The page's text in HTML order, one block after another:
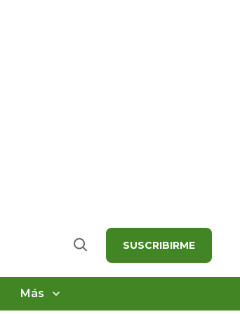
Buscar SUSCRIBIRME
Más